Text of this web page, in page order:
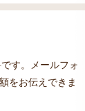
す。メールフォ
をお伝えできま